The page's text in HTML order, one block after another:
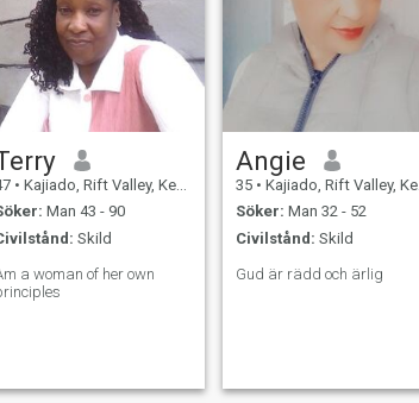
• Kajiado, Rift Valley, Kenya
Man 43 - 90
Skild
a woman of her own
Angie
35 • Kajiado, Rift Valley, Kenya
Söker: Man 32 - 52
Civilstånd: Skild
Gud är rädd och ärlig